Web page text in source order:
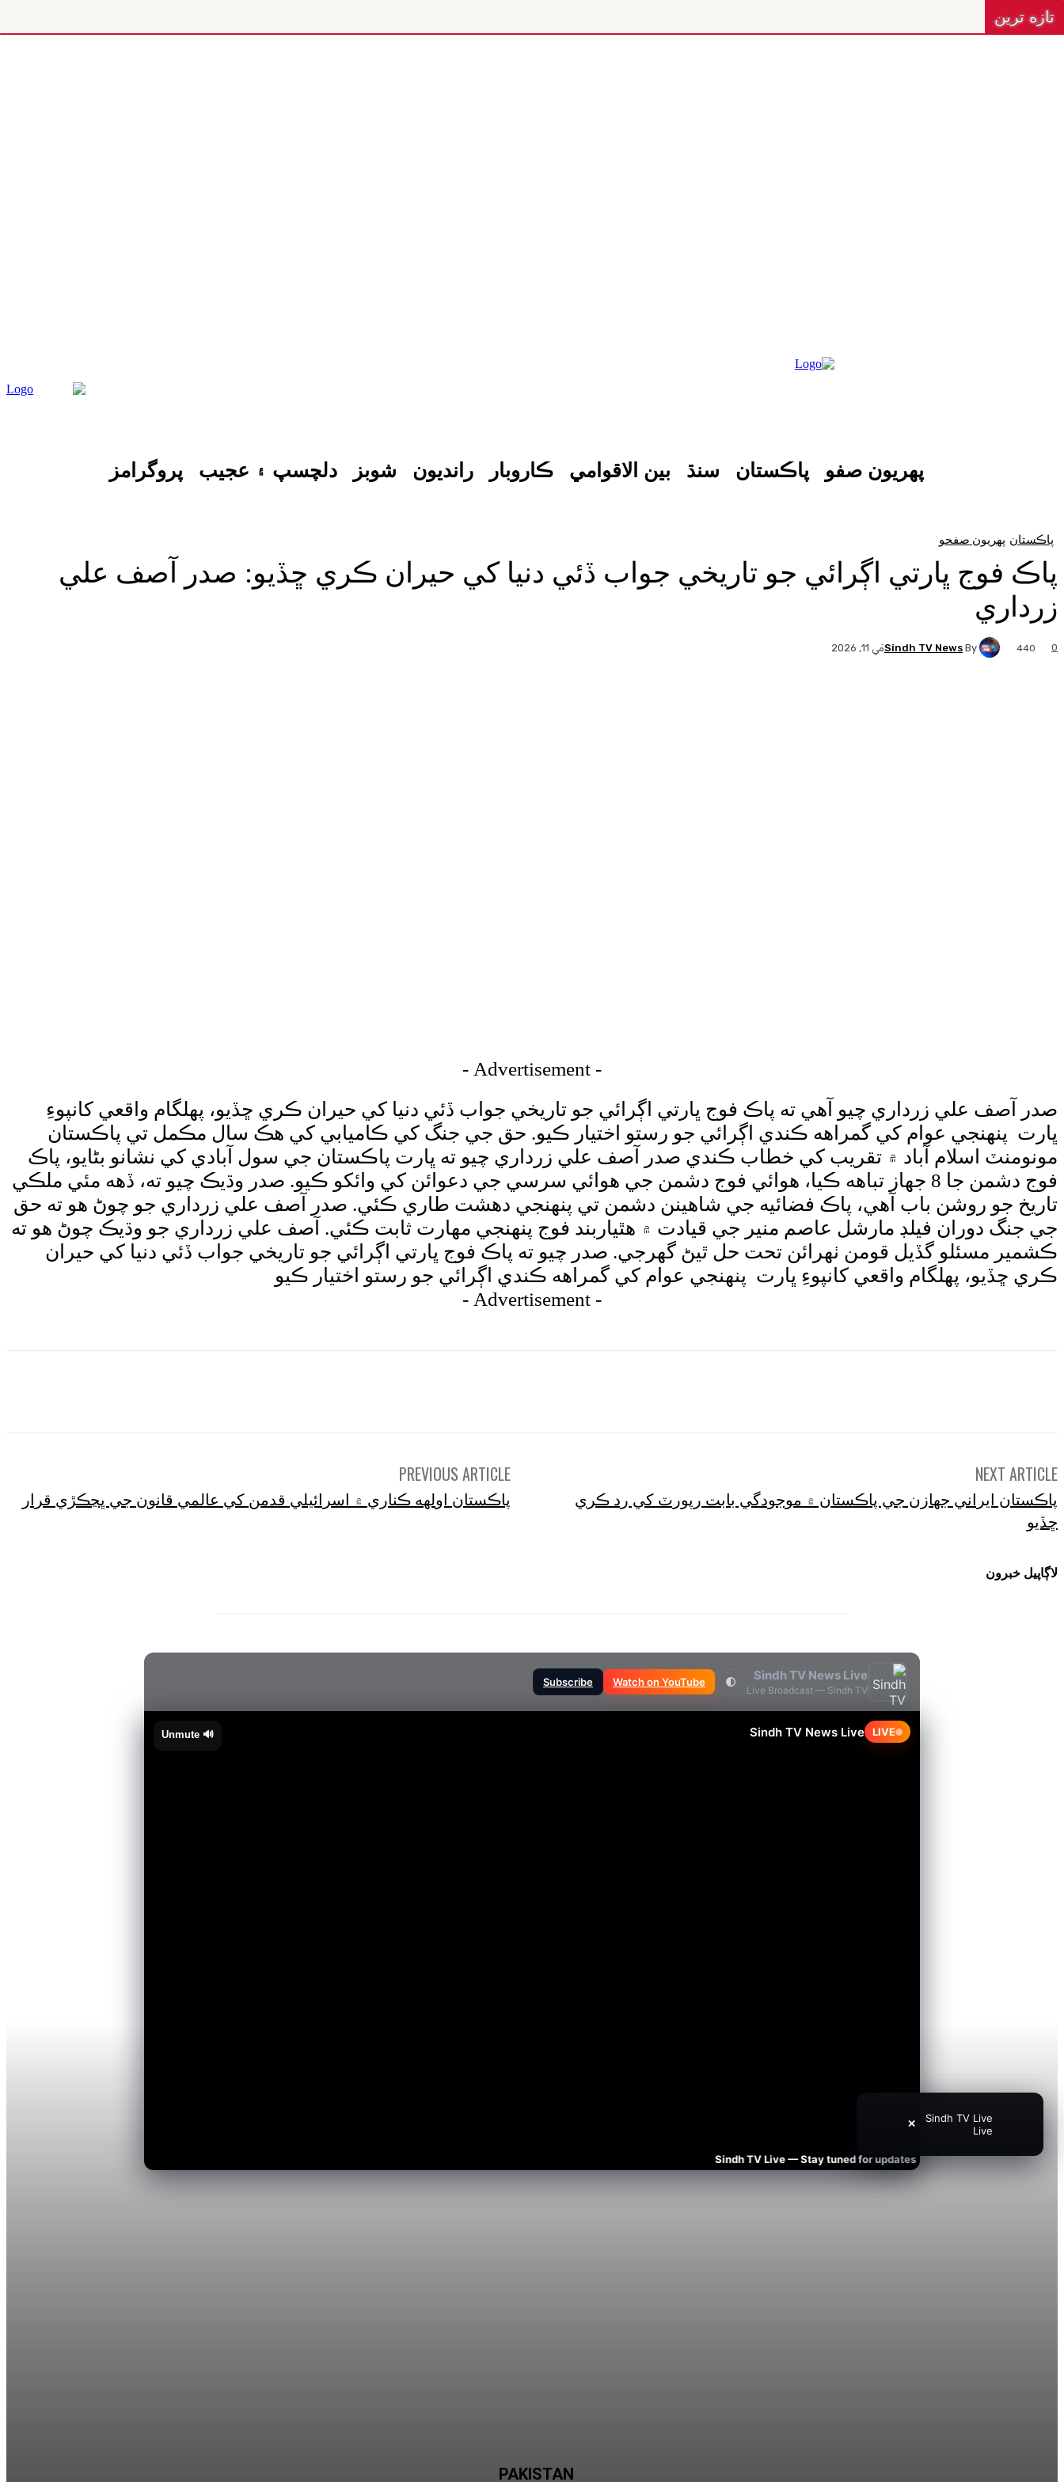
تازه ترين
پهريون صفو پاڪستان سنڌ بين الاقوامي ڪاروبار رانديون شوبز دلچسپ ۽ عجيب پروگرامز
پاڪستان پهريون صفحو
پاڪ فوج ڀارتي اڳرائي جو تاريخي جواب ڏئي دنيا کي حيران ڪري ڇڏيو: صدر آصف علي
زرداري
By
Sindh TV Newsمَي 11, 2026 0
440
- Advertisement -
صدر آصف علي زرداري چيو آهي ته پاڪ فوج ڀارتي اڳرائي جو تاريخي جواب ڏئي دنيا کي حيران ڪري ڇڏيو، پهلگام واقعي کانپوءِ
ڀارت پنهنجي عوام کي گمراهه ڪندي اڳرائي جو رستو اختيار ڪيو. حق جي جنگ کي ڪاميابي کي هڪ سال مڪمل تي پاڪستان
مونومنٽ اسلام آباد ۾ تقريب کي خطاب ڪندي صدر آصف علي زرداري چيو ته ڀارت پاڪستان جي سول آبادي کي نشانو بڻايو، پاڪ
فوج دشمن جا 8 جهاز تباهه ڪيا، هوائي فوج دشمن جي هوائي سرسي جي دعوائن کي وائکو ڪيو. صدر وڌيڪ چيو ته، ڏهه مئي ملڪي
تاريخ جو روشن باب آهي، پاڪ فضائيه جي شاهينن دشمن تي پنهنجي دهشت طاري ڪئي. صدر آصف علي زرداري جو چوڻ هو ته حق
جي جنگ دوران فيلڊ مارشل عاصم منير جي قيادت ۾ هٿياربند فوج پنهنجي مهارت ثابت ڪئي. آصف علي زرداري جو وڌيڪ چوڻ هو ته
ڪشمير مسئلو گڏيل قومن ٺهرائن تحت حل ٿيڻ گهرجي. صدر چيو ته پاڪ فوج ڀارتي اڳرائي جو تاريخي جواب ڏئي دنيا کي حيران
ڪري ڇڏيو، پهلگام واقعي کانپوءِ ڀارت پنهنجي عوام کي گمراهه ڪندي اڳرائي جو رستو اختيار ڪيو
- Advertisement -
PREVIOUS ARTICLE
پاڪستان اولهه ڪناري ۾ اسرائيلي قدمن کي عالمي قانون جي ڀڃڪڙي قرار
NEXT ARTICLE
پاڪستان ايراني جهازن جي پاڪستان ۾ موجودگي بابت رپورٽ کي رد ڪري
ڇڏيو
لاڳاپيل خبرون
Sindh TV News Live
Live Broadcast — Sindh TV
🌓
Watch on YouTube
Subscribe
LIVE
Sindh TV News Live
🔊 Unmute
Sindh TV Live — Stay tuned for updates
Sindh TV Live
Live
✕
PAKISTAN